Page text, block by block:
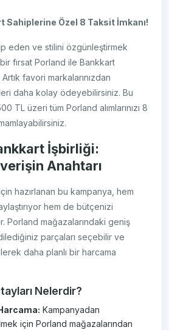
Sahiplerine Özel 8 Taksit İmkanı!
eden ve stilini özgünleştirmek
fırsat Porland ile Bankkart
favori markalarınızdan
daha kolay ödeyebilirsiniz. Bu
TL üzeri tüm Porland alımlarınızı 8
İşbirliği:
Anahtarı
hazırlanan bu kampanya, hem
hem de bütçenizi
Porland mağazalarındaki geniş
parçaları seçebilir ve
daha planlı bir harcama
Nelerdir?
Kampanyadan
için Porland mağazalarından